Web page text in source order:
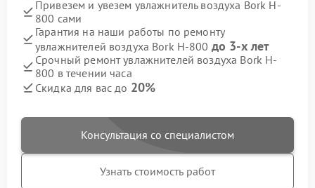
Привезем и увезем увлажнитель воздуха Bork H-
800 сами
Гарантия на наши работы по ремонту
увлажнителей воздуха Bork H-800 до 3-х лет
Срочный ремонт увлажнителей воздуха Bork H-
800 в течении часа
Скидка для вас до 20%
Консультация со специалистом
Узнать стоимость работ